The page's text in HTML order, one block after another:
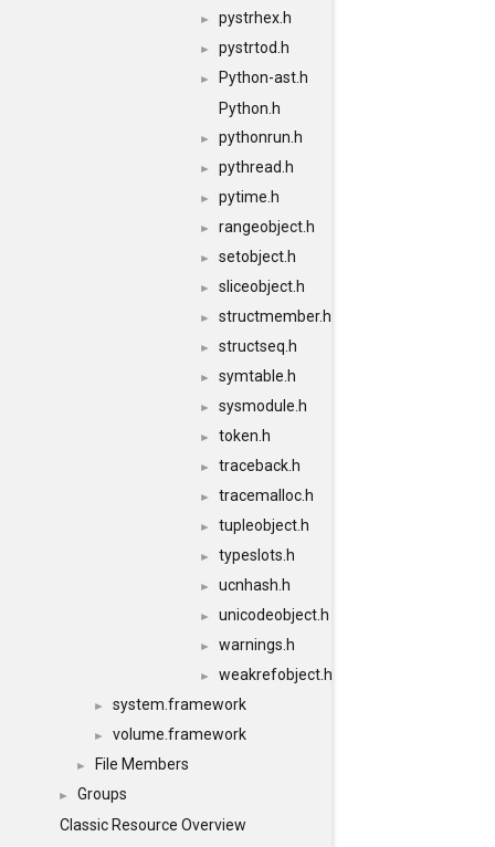
► pystrhex.h
► pystrtod.h
►
Python-ast.h
Python.h
► pythonrun.h
► pythread.h
► pytime.h
► rangeobject.h
► setobject.h
► sliceobject.h
► structmember.h
► structseq.h
► symtable.h
► sysmodule.h
► token.h
► traceback.h
► tracemalloc.h
► tupleobject.h
► typeslots.h
► ucnhash.h
► unicodeobject.h
► warnings.h
► weakrefobject.h
► system.framework
► volume.framework
► File Members
►
Groups
Classic Resource Overview